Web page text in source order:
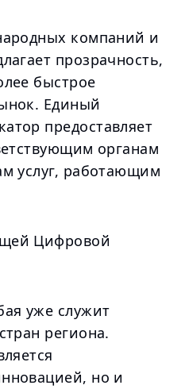
компаний и
прозрачность,
быстрое
Единый
предоставляет
органам
услуг, работающим
Цифровой
уже служит
региона.
но и